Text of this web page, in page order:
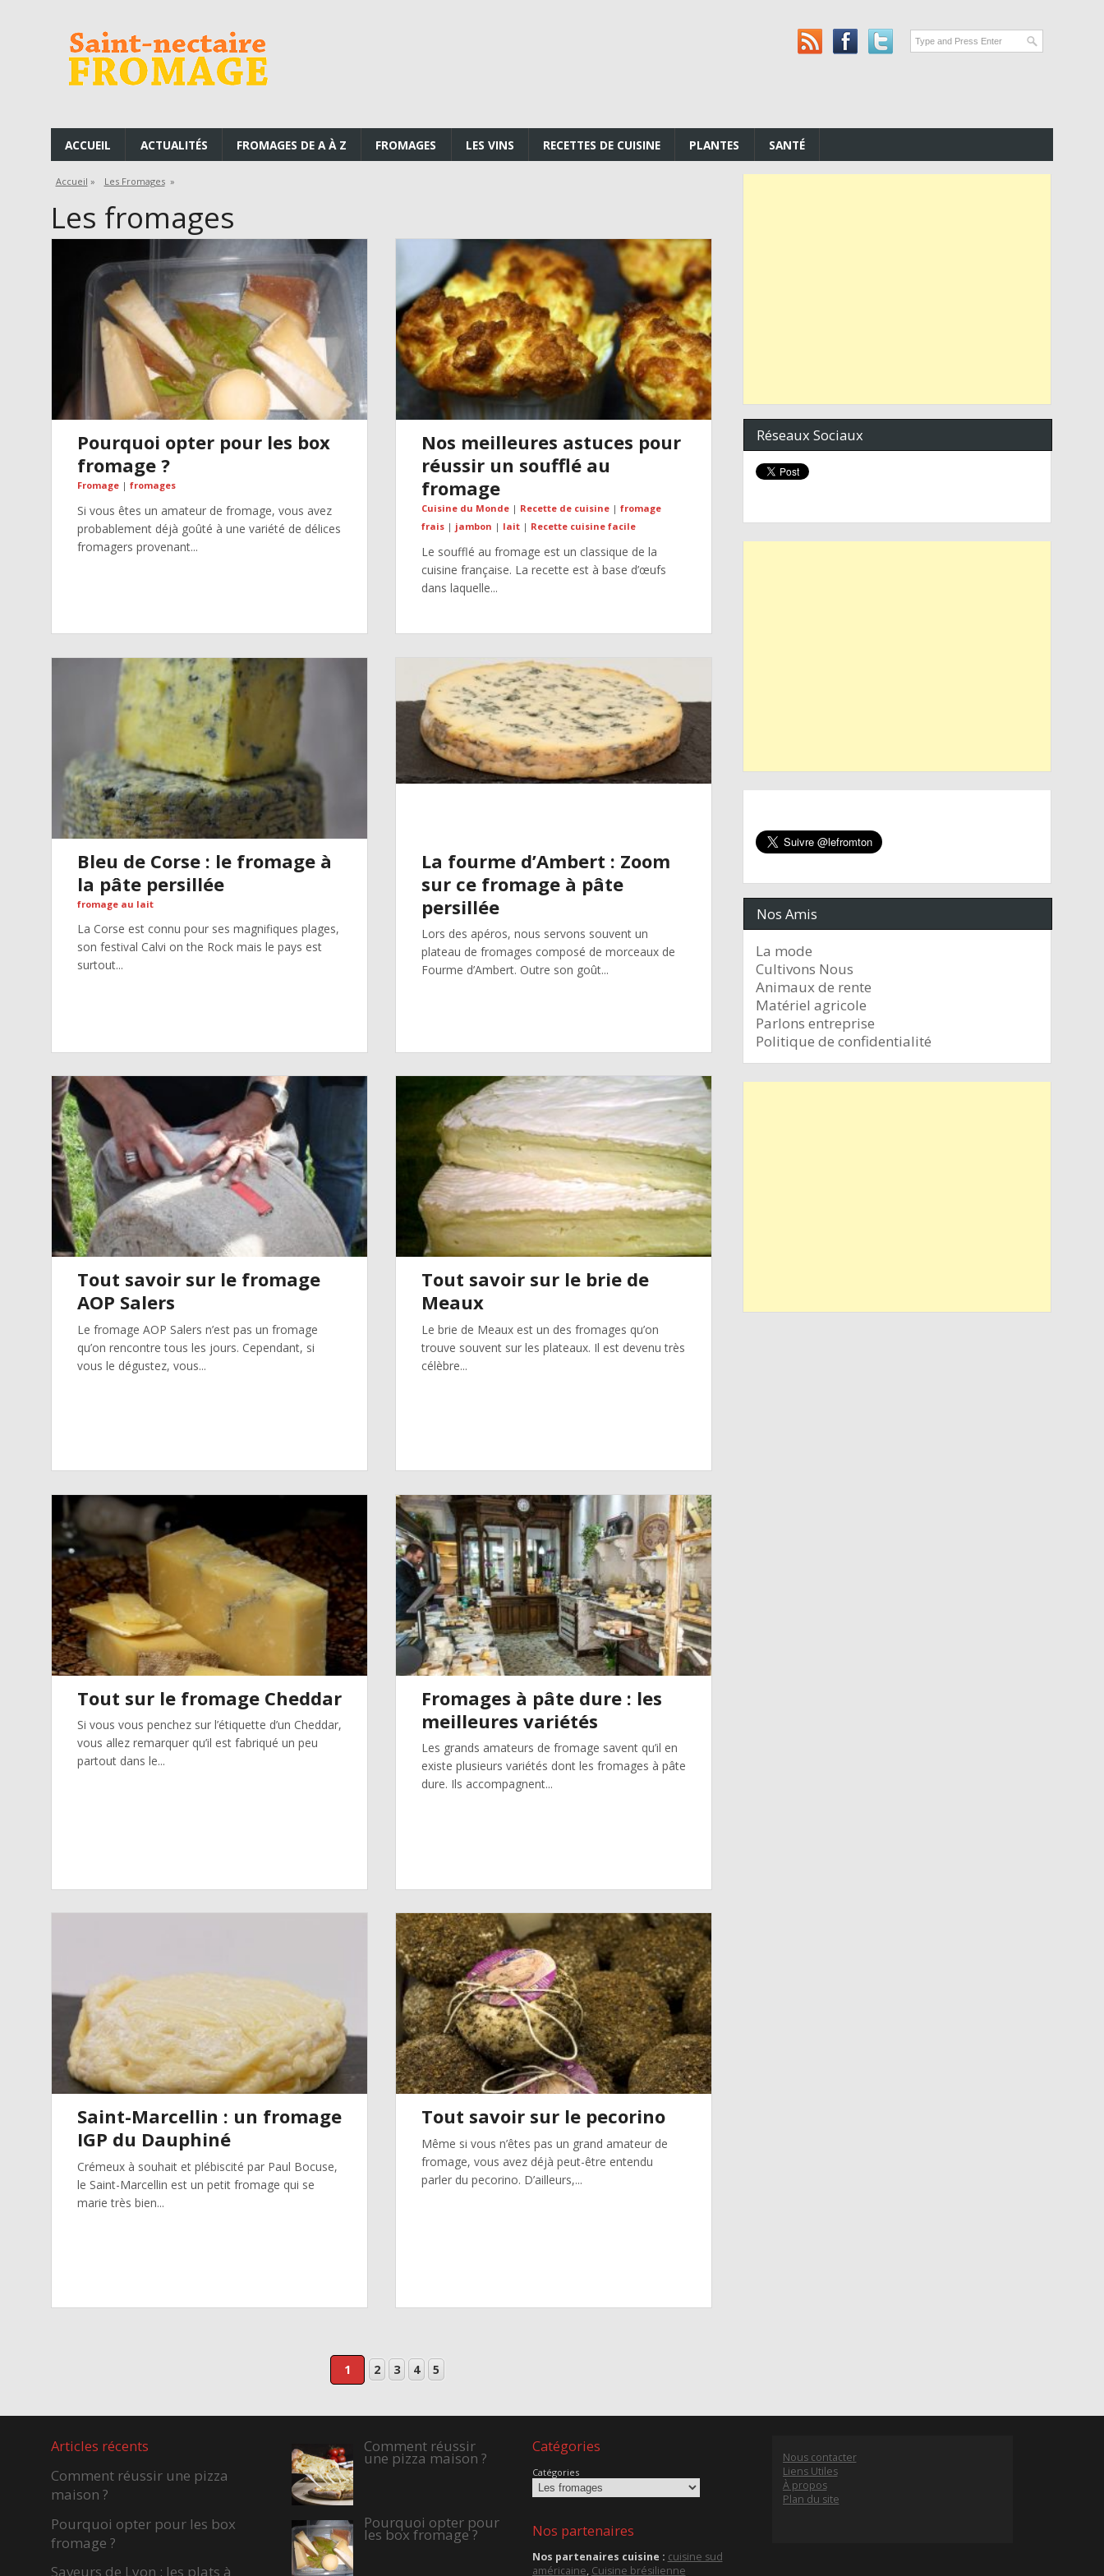
ACCUEIL ACTUALITÉS FROMAGES DE A À Z FROMAGES LES VINS RECETTES DE CUISINE PLANTES SANTÉ
Accueil » Les Fromages»
Les fromages
Pourquoi opter pour les box
fromage ?
Fromage| fromages
Si vous êtes un amateur de fromage, vous avez
probablement déjà goûté à une variété de délices
fromagers provenant...
Nos meilleures astuces pour
réussir un soufflé au
fromage
Cuisine du Monde| Recette de cuisine| fromage
frais| jambon | lait| Recette cuisine facile
Le soufflé au fromage est un classique de la
cuisine française. La recette est à base d’œufs
dans laquelle...
Bleu de Corse : le fromage à
la pâte persillée
fromage au lait
La Corse est connu pour ses magnifiques plages,
son festival Calvi on the Rock mais le pays est
surtout...
La fourme d’Ambert : Zoom
sur ce fromage à pâte
persillée
Lors des apéros, nous servons souvent un
plateau de fromages composé de morceaux de
Fourme d’Ambert. Outre son goût...
Tout savoir sur le fromage
AOP Salers
Le fromage AOP Salers n’est pas un fromage
qu’on rencontre tous les jours. Cependant, si
vous le dégustez, vous...
Tout savoir sur le brie de
Meaux
Le brie de Meaux est un des fromages qu’on
trouve souvent sur les plateaux. Il est devenu très
célèbre...
Tout sur le fromage Cheddar
Si vous vous penchez sur l’étiquette d’un Cheddar,
vous allez remarquer qu’il est fabriqué un peu
partout dans le...
Fromages à pâte dure : les
meilleures variétés
Les grands amateurs de fromage savent qu’il en
existe plusieurs variétés dont les fromages à pâte
dure. Ils accompagnent...
Saint-Marcellin : un fromage
IGP du Dauphiné
Crémeux à souhait et plébiscité par Paul Bocuse,
le Saint-Marcellin est un petit fromage qui se
marie très bien...
Tout savoir sur le pecorino
Même si vous n’êtes pas un grand amateur de
fromage, vous avez déjà peut-être entendu
parler du pecorino. D’ailleurs,...
1 2 3 4 5
Réseaux Sociaux
Nos Amis
La mode
Cultivons Nous
Animaux de rente
Matériel agricole
Parlons entreprise
Politique de confidentialité
Articles récents
Comment réussir une pizza
maison ?
Pourquoi opter pour les box
fromage ?
Saveurs de Lyon : les plats à
Comment réussir
une pizza maison ?
Pourquoi opter pour
les box fromage ?
Catégories
Catégories
Nos partenaires
Nos partenaires cuisine : cuisine sud
américaine, Cuisine brésilienne
Nous contacter
Liens Utiles
À propos
Plan du site